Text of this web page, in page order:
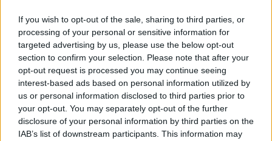
If you wish to opt-out of the sale, sharing to third parties, or
processing of your personal or sensitive information for
targeted advertising by us, please use the below opt-out
section to confirm your selection. Please note that after your
opt-out request is processed you may continue seeing
interest-based ads based on personal information utilized by
us or personal information disclosed to third parties prior to
your opt-out. You may separately opt-out of the further
disclosure of your personal information by third parties on the
IAB’s list of downstream participants. This information may
Quindi cedettero in uso ai vari soci agricoltori le nuove macchine,
sia a giornata che ad ore, ricevendo in cambio un canone di affitto.
Questa semplice ma fondamentale decisione contribuì allo sviluppo
economico della zona e risollevò le sorti di molte famiglie
contadine.
Chi amministra oggi la stessa banca si chiede cosa può
essere la "trebbiatrice del nuovo millennio".
La risposta che ci siamo dati è la stessa di quasi 100 anni fa: si